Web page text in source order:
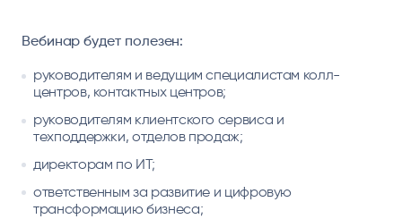
Вебинар будет полезен:
руководителям и ведущим специалистам колл-
центров, контактных центров;
руководителям клиентского сервиса и
техподдержки, отделов продаж;
директорам по ИТ;
ответственным за развитие и цифровую
трансформацию бизнеса;